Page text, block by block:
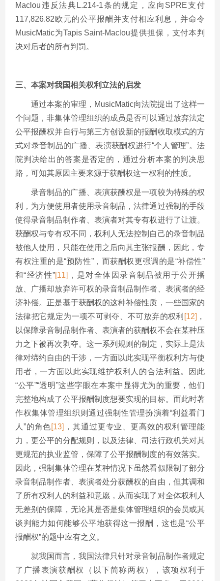
Maclou违反法典L.214-1条的规定，应向SPRE支付
117,826.82欧元的公平报酬并支付相应利息，并命令
MusicMatic为Tapis Saint-Maclou提供担保，支付本判
决对后者的所有判罚。
三、本案对我国相关权利立法的启发
通过本案的审理，MusicMatic向法院提出了这样一
个问题，非集体管理组织的成员是否可以通过放弃法定
公平报酬权并自行与第三方创设新的报酬收取模式的方
式对录音制品的广播、表演获酬权进行“个人管理”。法
院判决给出的答案是否定的，通过分析本案的判决思
路，可知其原因主要来源于获酬权这一权利的性质。
录音制品的广播、表演获酬权是一项较为特殊的权
利，为方便使用者使用录音制品，法律通过强制的手段
使得录音制品制作者、表演者对其专有权进行了让渡。
获酬权与专有权不同，权利人无法控制自己的录音制品
被他人使用，只能在使用之后向其主张报酬，因此，专
有权注重的是“预防性”，而获酬权更强调的是“补偿性”
和“经济性”[11]
，是对全体因录音制品被用于公开播
放、广播却放弃许可权的录音制品制作者、表演者的经
济补偿。正是基于获酬权的这种补偿性质，一些国家的
法律把它规定为一项不可剥夺、不可放弃的权利 [12] ，
以保障录音制品制作者、表演者的获酬权不会在某种压
力之下被再次剥夺。这一系列规则的制定，实际上是法
律对缔约自由的干涉，一方面以此实现平衡权利方与使
用者，一方面以此实现维护权利人的合法利益。因此
“公平”“透明”这些字眼在本案中显得尤为的重要，他们
完整地构成了公平报酬制度想要实现的目标。而此时著
作权集体管理组织则通过强制性管理扮演着“利益看门
人”的角色[13] ，其通过更专业、更高效的权利管理能
力，更公平的分配规则，以及法律、司法行政机关对其
更规范的执业监管，保障了公平报酬制度的有效落实。
因此，强制集体管理在某种情况下虽然看似限制了部分
录音制品制作者、表演者处分获酬权的自由，但其调和
了所有权利人的利益和意愿，从而实现了对全体权利人
无差别的保障，无论其是否是集体管理组织的会员或其
谈判能力如何能够公平地获得这一报酬，这也是“公平
报酬权”的题中应有之义。
就我国而言，我国法律只针对录音制品制作者规定
了广播表演获酬权（以下简称两权），该项权利于